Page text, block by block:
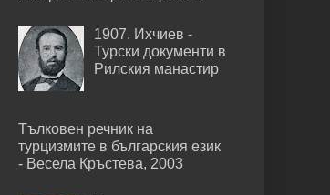
1907. Ихчиев -
Турски документи в
Рилския манастир
Тълковен речник на
турцизмите в българския език
- Весела Кръстева, 2003